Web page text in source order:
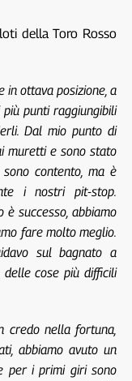
della Toro Rosso
in ottava posizione, a
più punti raggiungibili
Dal mio punto di
muretti e sono stato
contento, ma è
i nostri pit-stop.
è successo, abbiamo
fare molto meglio.
sul bagnato a
cose più difficili
credo nella fortuna,
abbiamo avuto un
per i primi giri sono